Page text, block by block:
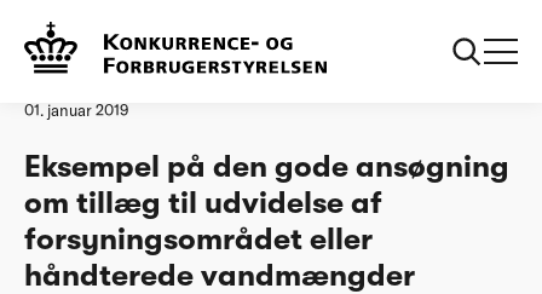
Forside
01. januar 2019
Eksempel på den gode ansøgning
om tillæg til udvidelse af
forsyningsområdet eller
håndterede vandmængder